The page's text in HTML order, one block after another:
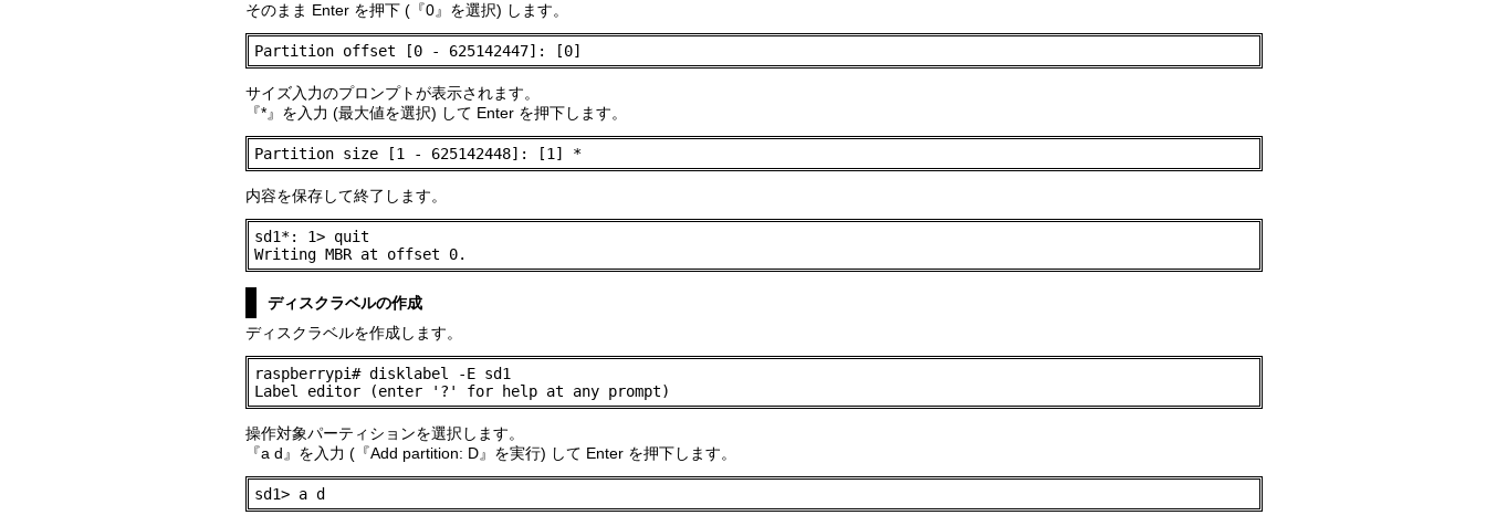
そのまま Enter を押下 (『0』を選択) します。
Partition offset [0 - 625142447]: [0]
サイズ入力のプロンプトが表示されます。
『*』を入力 (最大値を選択) して Enter を押下します。
Partition size [1 - 625142448]: [1] *
内容を保存して終了します。
sd1*: 1> quit
Writing MBR at offset 0.
ディスクラベルの作成
ディスクラベルを作成します。
raspberrypi# disklabel -E sd1
Label editor (enter '?' for help at any prompt)
操作対象パーティションを選択します。
『a d』を入力 (『Add partition: D』を実行) して Enter を押下します。
sd1> a d